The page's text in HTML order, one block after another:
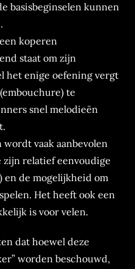
basisbeginselen kunnen
koperen
staat om zijn
het enige oefening vergt
te
snel melodieën
wordt vaak aanbevolen
zijn relatief eenvoudige
de mogelijkheid om
Het heeft ook een
is voor velen.
dat hoewel deze
worden beschouwd,